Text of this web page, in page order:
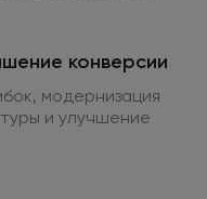
конверсии
модернизация
и улучшение